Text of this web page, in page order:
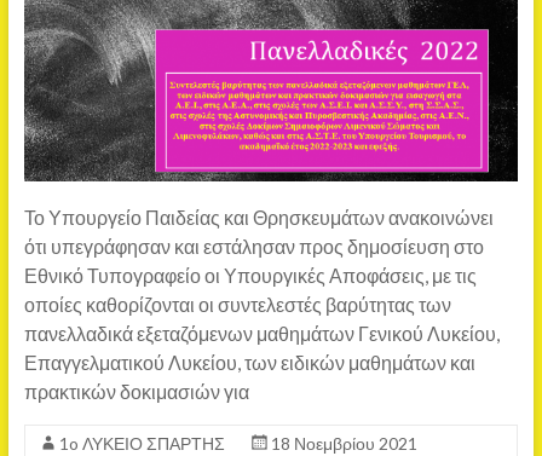
Το Υπουργείο Παιδείας και Θρησκευμάτων ανακοινώνει
ότι υπεγράφησαν και εστάλησαν προς δημοσίευση στο
Εθνικό Τυπογραφείο οι Υπουργικές Αποφάσεις, με τις
οποίες καθορίζονται οι συντελεστές βαρύτητας των
πανελλαδικά εξεταζόμενων μαθημάτων Γενικού Λυκείου,
Επαγγελματικού Λυκείου, των ειδικών μαθημάτων και
πρακτικών δοκιμασιών για
1o ΛΥΚΕΙΟ ΣΠΑΡΤΗΣ
18 Νοεμβρίου 2021